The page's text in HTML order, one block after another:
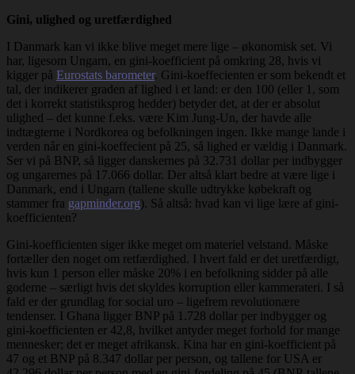
Gini, ulighed og uretfærdighed
I Danmark kan vi ikke blive meget mere lige – økonomisk set. Vi
har, ligesom Ungarn, en gini-koefficient på omkring 28, hvis vi
kigger på Eurostats barometer. Gini-koeffecienten er som bekendt et
tal, der indikerer graden af lighed i et land: er den 100 (eller 1, som
det i korrekt statistiksprog hedder) betyder det, at der er absolut
ulighed – det kunne f.eks. være Kim Jung-Un, der havde alle
indtægterne i Nordkorea og befolkningen ingen. Ikke mange lande i
verden når en gini-koeffecient på 25, så lighed er vældig i Danmark.
Ser vi på BNP, så ligger danskernes på 32.731 dollar per indbygger
og ungarernes på 17.066 dollar. Der altså klart bedre at være lige i
Danmark, end i Ungarn (tallene skulle udtrykke købekraft og
stammer fra gapminder.org). Så altså: hvad kan vi lige lære af gini-
koefficienten?
Gini-koefficienten siger ikke meget om materiel velstand. Måske
fortæller den noget om retfærdighed. I hvert fald er det uretfærdigt,
hvis kun 1 person eller måske 20% i en befolkning sidder på alle
goderne – særligt hvis det skyldes korruption eller kammerateri. I så
fald er der grundlag for social uro – ligefrem revolutionære
tendenser. I Ghana ligger BNP på 1.728 dollar per indbygger og
gini-koefficienten er 42,8, hvilket antyder meget forhold for mange
mennesker; det er meget afrikansk. Kina har en gini-koefficient på
47 og et BNP på 8.347 dollar per person, og tallene for USA er